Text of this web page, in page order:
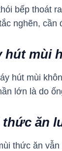
bếp thoát
nghẽn, cần
hút mùi
hút mùi
lớn là do
thức ăn
thức ăn